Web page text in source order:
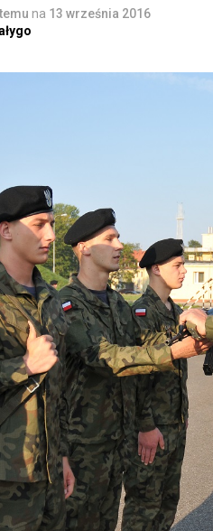
na 13 września 2016